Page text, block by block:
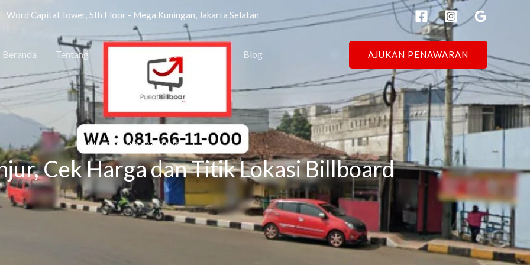
Word Capital Tower, 5th Floor - Mega Kuningan, Jakarta Selatan
Beranda Tentang Proyek Blog AJUKAN PENAWARAN
BILLBOARD CIANJUR
Cek Harga dan Titik Lokasi Billboard